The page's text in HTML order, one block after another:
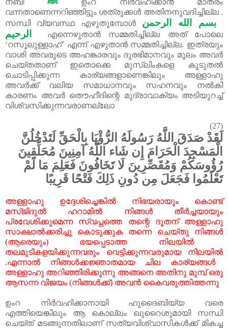
വന്നതാണെന്നറിഞ്ഞിട്ടും ശത്രുക്കൾ അതിനനുവദിച്ചില്ല .
സന്ധി വ്യവസ്ഥ എഴുതുമ്പോൾ بسم الله الرحمن
الرحيم
എന്നെഴുതാൻ സമ്മതിച്ചില്ല അത്
പോലെ
‘റസൂലുള്ളാഹ്’ എന്ന് എഴുതാൻ സമ്മതിച്ചില്ല. ഇത്രയും
വാശി അവരുടെ അഹങ്കാരവും ദുരഭിമാനവും മൂലം അവർ
ചെയ്തതാണ്
ഇതൊക്കെ മുസ്ലിംകളെ
കൂടുതൽ
ചൊടിപ്പിക്കുന്ന
കാര്യങ്ങളാണെങ്കിലും
അള്ളാഹു
അവർക്ക്
വലിയ സമാധാനവും സഹനവും
നൽകി
കാരണം അവർ തൌഹീദിന്റെ മുദ്രാവാക്യം അടിയുറച്ച്
വിശ്വസിക്കുന്നവരാണല്ലോ
(27)
لَقَدْ صَدَقَ اللَّهُ رَسُولَهُ الرُّؤْيَا بِالْحَقِّ لَتَدْخُلُنَّ
الْمَسْجِدَ الْحَرَامَ إِن شَاء اللَّهُ آمِنِينَ مُحَلِّقِينَ
رُؤُوسَكُمْ وَمُقَصِّرِينَ لَا تَخَافُونَ فَعَلِمَ مَا لَمْ
تَعْلَمُوا فَجَعَلَ مِن دُونِ ذَلِكَ فَتْحًا قَرِيبًا
അള്ളാഹു ഉദ്ദേശിച്ചെങ്കിൽ നിഭയരായും
കൊണ്ട്
മസ്ജിദുൽ
ഹറാമിൽ നിങ്ങൾ
തീർച്ചയായും
പ്രവേശിക്കുമെന്ന
സ്വപ്നത്തെ തന്റെ ദൂതന്
അള്ളാഹു
സാക്ഷാൽക്കരിച്ചു
കൊടുക്കുക തന്നെ ചെയ്തു
നിങ്ങൾ
(ആരെയും) ഭയപ്പെടാത്ത
നിലയിൽ
തലമുടികളയിക്കുന്നവരും
വെട്ടിക്കുന്നവരുമായ
നിലയിൽ
.എന്നാൽ നിങ്ങൾക്കജ്ഞാതമായ ചില
കാര്യങ്ങൾ
അള്ളാഹു അറിഞ്ഞിരിക്കുന്നു അങ്ങനെ അതിനു മുമ്പ് ഒരു
ആസന്ന വിജയം (നിങ്ങൾക്ക്) അവൻ കൈവരുത്തിത്തന്നു
ഉംറ നിർവഹിക്കാനായി ഹുദൈബിയ്യ
വരെ
എത്തിയെങ്കിലും
ആ കൊല്ലം ഖുറൈശുമായി
സന്ധി
ചെയ്ത് മടങ്ങുന്നതിലാണ് സത്യവിശ്വാസികൾക്ക് മികച്ച